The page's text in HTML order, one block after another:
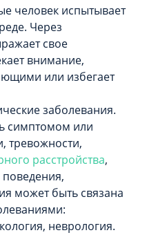
человек испытывает
Через
свое
внимание,
или избегает
заболевания.
симптомом или
тревожности,
расстройства,
может быть связана
неврология.